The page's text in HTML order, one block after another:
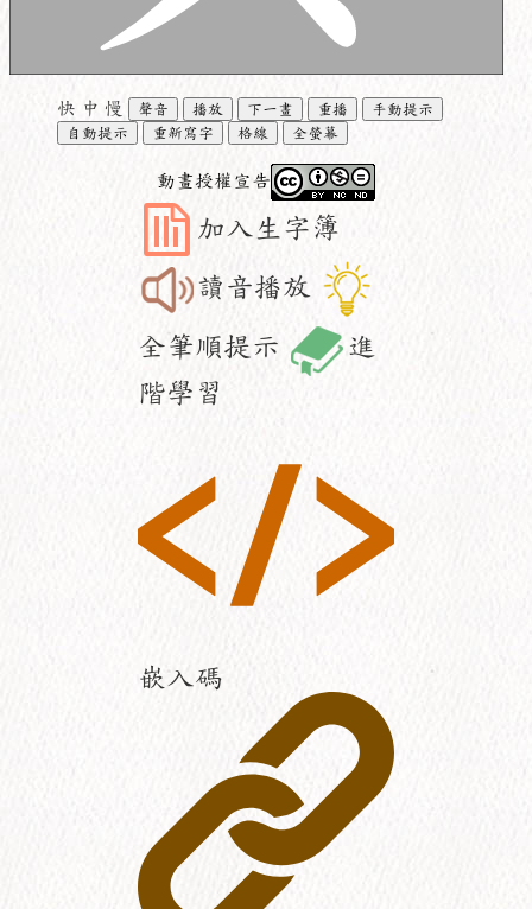
快 中 慢 聲音 播放 下一畫 重播
手動提示
自動提示
重新寫字 格線 全螢幕
動畫授權宣告
加入生字簿
讀音播放
全筆順提示
進
階學習
嵌入碼